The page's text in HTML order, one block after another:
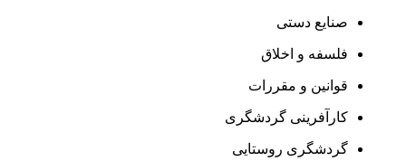
صنایع دستی
فلسفه و اخلاق
قوانین و مقررات
کارآفرینی گردشگری
گردشگری روستایی